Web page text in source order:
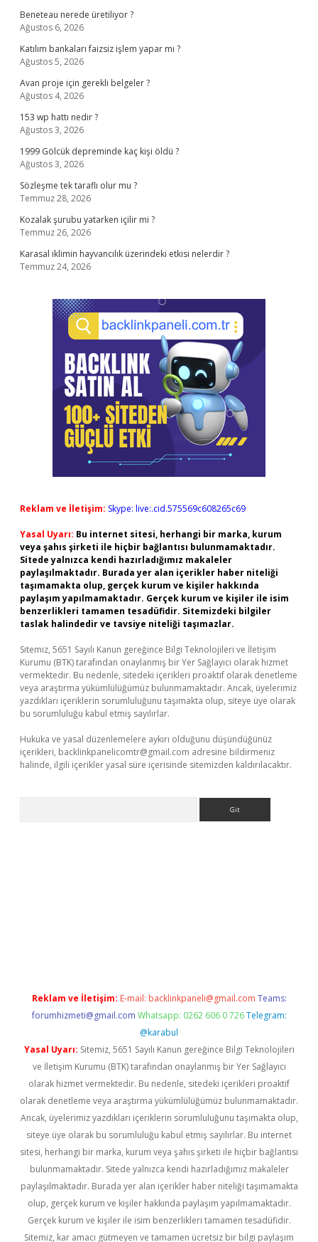
Beneteau nerede üretiliyor ?
Ağustos 6, 2026
Katılım bankaları faizsiz işlem yapar mı ?
Ağustos 5, 2026
Avan proje için gerekli belgeler ?
Ağustos 4, 2026
153 wp hattı nedir ?
Ağustos 3, 2026
1999 Gölcük depreminde kaç kişi öldü ?
Ağustos 3, 2026
Sözleşme tek taraflı olur mu ?
Temmuz 28, 2026
Kozalak şurubu yatarken içilir mi ?
Temmuz 26, 2026
Karasal iklimin hayvancılık üzerindeki etkisi nelerdir ?
Temmuz 24, 2026
Reklam ve İletişim: Skype: live:.cid.575569c608265c69
Yasal Uyarı: Bu internet sitesi, herhangi bir marka, kurum
veya şahıs şirketi ile hiçbir bağlantısı bulunmamaktadır.
Sitede yalnızca kendi hazırladığımız makaleler
paylaşılmaktadır. Burada yer alan içerikler haber niteliği
taşımamakta olup, gerçek kurum ve kişiler hakkında
paylaşım yapılmamaktadır. Gerçek kurum ve kişiler ile isim
benzerlikleri tamamen tesadüfidir. Sitemizdeki bilgiler
taslak halindedir ve tavsiye niteliği taşımazlar.
Sitemiz, 5651 Sayılı Kanun gereğince Bilgi Teknolojileri ve İletişim
Kurumu (BTK) tarafından onaylanmış bir Yer Sağlayıcı olarak hizmet
vermektedir. Bu nedenle, sitedeki içerikleri proaktif olarak denetleme
veya araştırma yükümlülüğümüz bulunmamaktadır. Ancak, üyelerimiz
yazdıkları içeriklerin sorumluluğunu taşımakta olup, siteye üye olarak
bu sorumluluğu kabul etmiş sayılırlar.
Hukuka ve yasal düzenlemelere aykırı olduğunu düşündüğünüz
içerikleri, backlinkpanelicomtr@gmail.com adresine bildirmeniz
halinde, ilgili içerikler yasal süre içerisinde sitemizden kaldırılacaktır.
Reklam ve İletişim: E-mail: backlinkpaneli@gmail.com Teams:
forumhizmeti@gmail.com Whatsapp: 0262 606 0 726 Telegram:
@karabul
Yasal Uyarı: Sitemiz, 5651 Sayılı Kanun gereğince Bilgi Teknolojileri
ve İletişim Kurumu (BTK) tarafından onaylanmış bir Yer Sağlayıcı
olarak hizmet vermektedir. Bu nedenle, sitedeki içerikleri proaktif
olarak denetleme veya araştırma yükümlülüğümüz bulunmamaktadır.
Ancak, üyelerimiz yazdıkları içeriklerin sorumluluğunu taşımakta olup,
siteye üye olarak bu sorumluluğu kabul etmiş sayılırlar. Bu internet
sitesi, herhangi bir marka, kurum veya şahıs şirketi ile hiçbir bağlantısı
bulunmamaktadır. Sitede yalnızca kendi hazırladığımız makaleler
paylaşılmaktadır. Burada yer alan içerikler haber niteliği taşımamakta
olup, gerçek kurum ve kişiler hakkında paylaşım yapılmamaktadır.
Gerçek kurum ve kişiler ile isim benzerlikleri tamamen tesadüfidir.
Sitemiz, kar amacı gütmeyen ve tamamen ücretsiz bir bilgi paylaşım